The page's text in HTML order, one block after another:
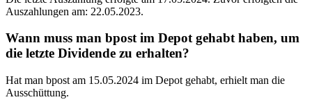
Auszahlungen am: 22.05.2023.
Wann muss man bpost im Depot gehabt haben, um
die letzte Dividende zu erhalten?
Hat man bpost am 15.05.2024 im Depot gehabt, erhielt man die
Ausschüttung.